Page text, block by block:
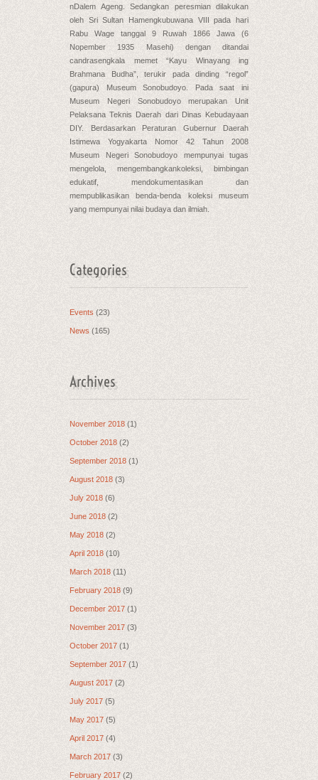
nDalem Ageng. Sedangkan peresmian dilakukan
oleh Sri Sultan Hamengkubuwana VIII pada hari
Rabu Wage tanggal 9 Ruwah 1866 Jawa (6
Nopember 1935 Masehi) dengan ditandai
candrasengkala memet “Kayu Winayang ing
Brahmana Budha”, terukir pada dinding “regol”
(gapura) Museum Sonobudoyo. Pada saat ini
Museum Negeri Sonobudoyo merupakan Unit
Pelaksana Teknis Daerah dari Dinas Kebudayaan
DIY. Berdasarkan Peraturan Gubernur Daerah
Istimewa Yogyakarta Nomor 42 Tahun 2008
Museum Negeri Sonobudoyo mempunyai tugas
mengelola, mengembangkankoleksi, bimbingan
edukatif, mendokumentasikan dan
mempublikasikan benda-benda koleksi museum
yang mempunyai nilai budaya dan ilmiah.
Categories
Events (23)
News (165)
Archives
November 2018 (1)
October 2018 (2)
September 2018 (1)
August 2018 (3)
July 2018 (6)
June 2018 (2)
May 2018 (2)
April 2018 (10)
March 2018 (11)
February 2018 (9)
December 2017 (1)
November 2017 (3)
October 2017 (1)
September 2017 (1)
August 2017 (2)
July 2017 (5)
May 2017 (5)
April 2017 (4)
March 2017 (3)
February 2017 (2)